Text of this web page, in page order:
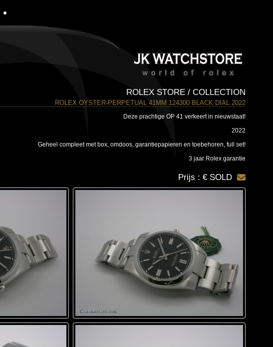
ROLEX STORE / COLLECTION
ROLEX OYSTER-PERPETUAL 41MM 124300 BLACK DIAL 2022
Deze prachtige OP 41 verkeert in nieuwstaat!
2022
Geheel compleet met box, omdoos, garantiepapieren en toebehoren, full set!
3 jaar Rolex garantie
Prijs : € SOLD